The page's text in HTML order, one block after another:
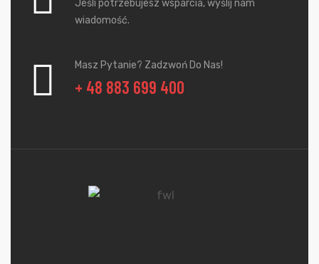
Jeśli potrzebujesz wsparcia, wyślij nam
wiadomość.
Masz Pytanie? Zadzwoń Do Nas!
+ 48 883 699 400